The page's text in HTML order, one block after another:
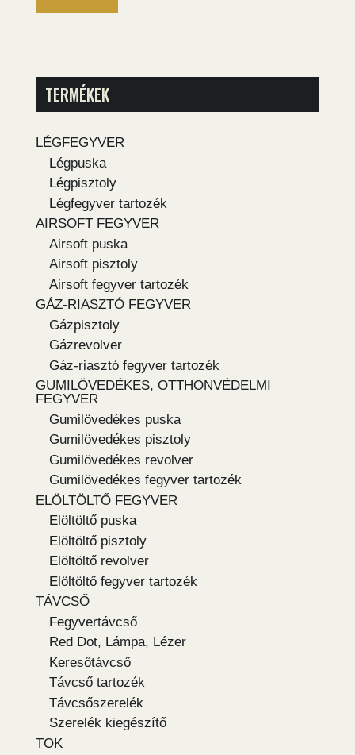
TERMÉKEK
LÉGFEGYVER
Légpuska
Légpisztoly
Légfegyver tartozék
AIRSOFT FEGYVER
Airsoft puska
Airsoft pisztoly
Airsoft fegyver tartozék
GÁZ-RIASZTÓ FEGYVER
Gázpisztoly
Gázrevolver
Gáz-riasztó fegyver tartozék
GUMILÖVEDÉKES, OTTHONVÉDELMI
FEGYVER
Gumilövedékes puska
Gumilövedékes pisztoly
Gumilövedékes revolver
Gumilövedékes fegyver tartozék
ELÖLTÖLTŐ FEGYVER
Elöltöltő puska
Elöltöltő pisztoly
Elöltöltő revolver
Elöltöltő fegyver tartozék
TÁVCSŐ
Fegyvertávcső
Red Dot, Lámpa, Lézer
Keresőtávcső
Távcső tartozék
Távcsőszerelék
Szerelék kiegészítő
TOK